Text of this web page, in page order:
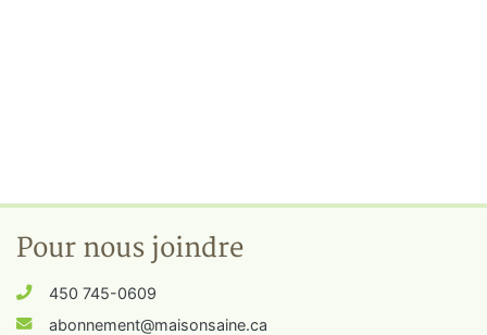
Pour nous joindre
450 745-0609
abonnement@maisonsaine.ca